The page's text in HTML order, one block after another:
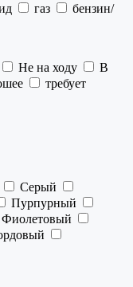
газ
бензин/
Не на ходу
В
требует
Серый
Пурпурный
Фиолетовый